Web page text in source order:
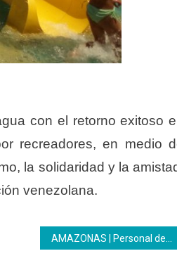
con el retorno exitoso
recreadores, en medio
la solidaridad y la
venezolana.
AMAZONAS | Personal del Ipasme participó en formaciones dictadas por el Inces